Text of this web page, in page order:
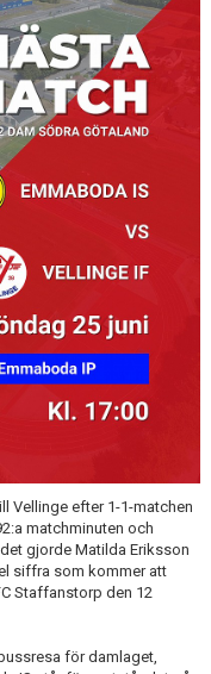
Vellinge efter 1-1-matchen
matchminuten och
gjorde Matilda Eriksson
siffra som kommer att
Staffanstorp den 12
för damlaget,